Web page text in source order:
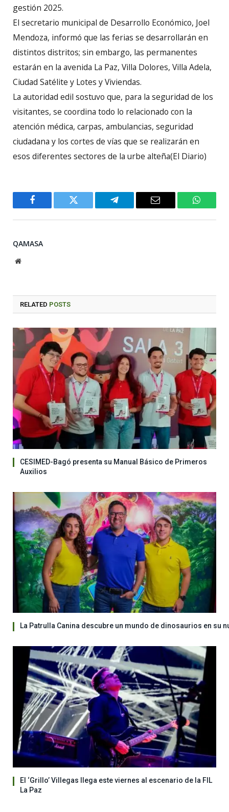
gestión 2025.
El secretario municipal de Desarrollo Económico, Joel
Mendoza, informó que las ferias se desarrollarán en
distintos distritos; sin embargo, las permanentes
estarán en la avenida La Paz, Villa Dolores, Villa Adela,
Ciudad Satélite y Lotes y Viviendas.
La autoridad edil sostuvo que, para la seguridad de los
visitantes, se coordina todo lo relacionado con la
atención médica, carpas, ambulancias, seguridad
ciudadana y los cortes de vías que se realizarán en
esos diferentes sectores de la urbe alteña(El Diario)
Facebook Twitter Telegram Email
QAMASA
Website
RELATED POSTS
CESIMED-Bagó presenta su Manual Básico de Primeros
Auxilios
La Patrulla Canina descubre un mundo de dinosaurios en su
El ‘Grillo’ Villegas llega este viernes al escenario de la FIL
La Paz